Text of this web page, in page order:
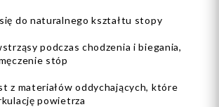
do naturalnego kształtu stopy
podczas chodzenia i biegania,
stóp
z materiałów oddychających, które
powietrza